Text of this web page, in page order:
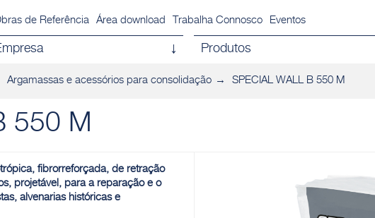
de Referência Área download Trabalha Connosco Eventos
Produtos
Argamassas e acessórios para consolidação SPECIAL WALL B 550 M
550 M
fibrorreforçada, de retração
projetável, para a reparação e o
alvenarias históricas e